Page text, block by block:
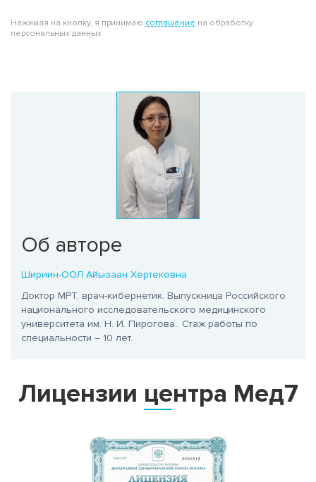
Нажимая на кнопку, я принимаю соглашение на обработку
персональных данных
Об авторе
Шириин-ООЛ Айызаан Хертековна
Доктор МРТ, врач-кибернетик. Выпускница Российского
национального исследовательского медицинского
университета им. Н. И. Пирогова.. Стаж работы по
специальности – 10 лет.
Лицензии центра Мед7